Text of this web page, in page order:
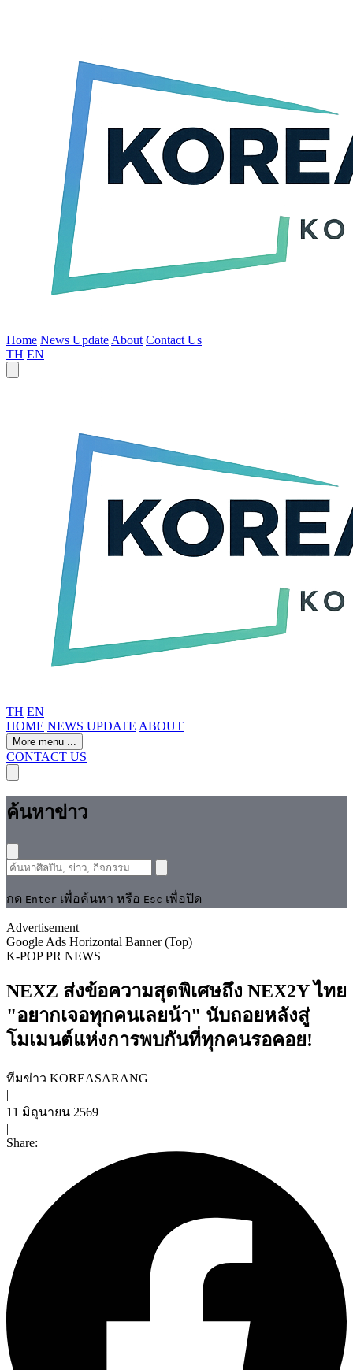
Home News Update About Contact Us
TH EN
TH EN
HOME NEWS UPDATE ABOUT
More menu ...
CONTACT US
ค้นหาข่าว
กด Enter เพื่อค้นหา หรือ Esc เพื่อปิด
Advertisement
Google Ads Horizontal Banner (Top)
K-POPPR NEWS
NEXZ ส่งข้อความสุดพิเศษถึง NEX2Y ไทย
"อยากเจอทุกคนเลยน้า" นับถอยหลังสู่
โมเมนต์แห่งการพบกันที่ทุกคนรอคอย!
ทีมข่าว KOREASARANG
|
11 มิถุนายน 2569
|
Share: